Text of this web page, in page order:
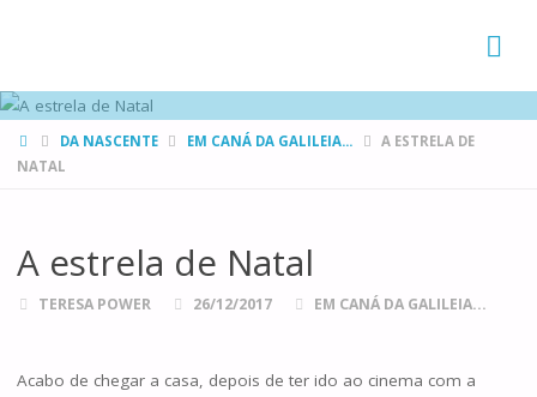
HOMEDA NASCENTE EM CANÁ DA GALILEIA...
A ESTRELA DE
NATAL
A estrela de Natal
TERESA POWER 26/12/2017 EM CANÁ DA GALILEIA...
Acabo de chegar a casa, depois de ter ido ao cinema com a